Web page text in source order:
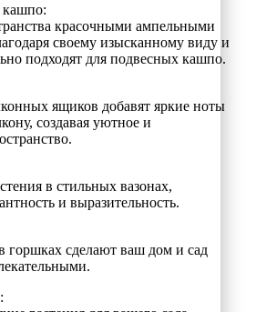
красочными ампельными
своему изысканному виду и
подходят для подвесных кашпо.
ящиков добавят яркие ноты
создавая уютное и
в стильных вазонах,
и выразительность.
горшках сделают ваш дом и сад